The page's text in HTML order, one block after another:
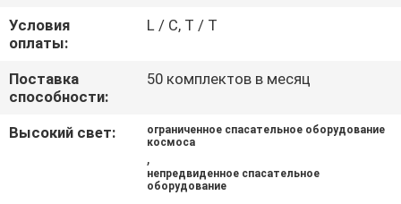
СПРОСИТЕ
КАРТА
Условия
оплаты:
L / C, T / T
Поставка
способности:
50 комплектов в месяц
Высокий свет:
ограниченное спасательное оборудование
космоса
,
непредвиденное спасательное
оборудование